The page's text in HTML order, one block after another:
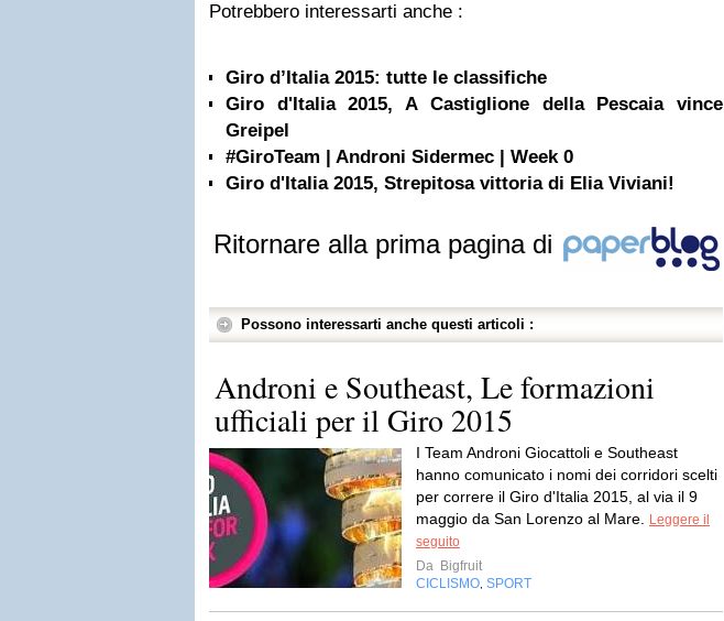
Potrebbero interessarti anche :
Giro d’Italia 2015: tutte le classifiche
Giro d'Italia 2015, A Castiglione della Pescaia vince
Greipel
#GiroTeam | Androni Sidermec | Week 0
Giro d'Italia 2015, Strepitosa vittoria di Elia Viviani!
Ritornare alla prima pagina di
Possono interessarti anche questi articoli :
Androni e Southeast, Le formazioni
ufficiali per il Giro 2015
I Team Androni Giocattoli e Southeast
hanno comunicato i nomi dei corridori scelti
per correre il Giro d'Italia 2015, al via il 9
maggio da San Lorenzo al Mare.
Leggere il
seguito
Da Bigfruit
CICLISMO SPORT